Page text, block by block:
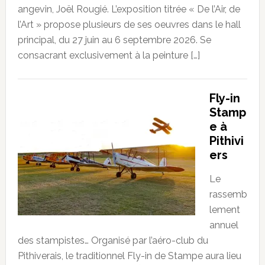
angevin, Joël Rougié. L’exposition titrée « De l’Air, de
l’Art » propose plusieurs de ses oeuvres dans le hall
principal, du 27 juin au 6 septembre 2026. Se
consacrant exclusivement à la peinture […]
Fly-in
Stamp
e à
Pithivi
ers
Le
rassemb
lement
annuel
des stampistes… Organisé par l’aéro-club du
Pithiverais, le traditionnel Fly-in de Stampe aura lieu